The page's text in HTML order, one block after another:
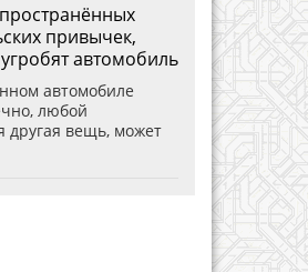
привычек,
автомобиль
автомобиле
любой
другая вещь, может